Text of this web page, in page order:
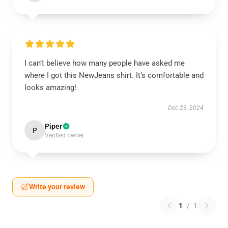
I can’t believe how many people have asked me
where I got this NewJeans shirt. It’s comfortable and
looks amazing!
Dec 23, 2024
P Piper
Verified owner
Write your review
1 / 1